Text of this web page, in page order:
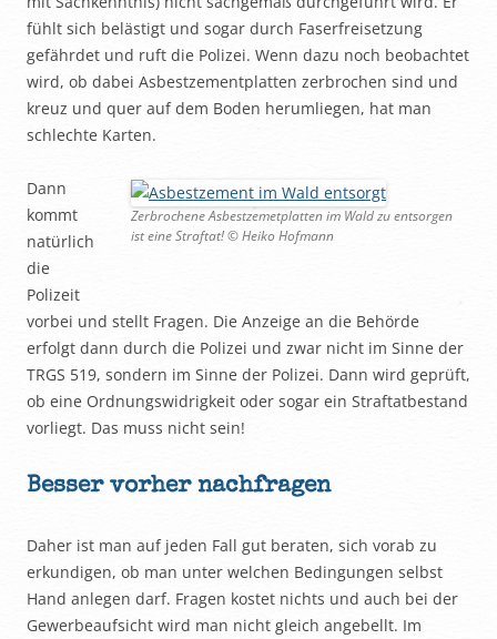
fühlt sich belästigt und sogar durch Faserfreisetzung
gefährdet und ruft die Polizei. Wenn dazu noch beobachtet
wird, ob dabei Asbestzementplatten zerbrochen sind und
kreuz und quer auf dem Boden herumliegen, hat man
schlechte Karten.
Zerbrochene Asbestzemetplatten im Wald zu entsorgen
ist eine Straftat! © Heiko Hofmann
Dann
kommt
natürlich
die
Polizeit
vorbei und stellt Fragen. Die Anzeige an die Behörde
erfolgt dann durch die Polizei und zwar nicht im Sinne der
TRGS 519, sondern im Sinne der Polizei. Dann wird geprüft,
ob eine Ordnungswidrigkeit oder sogar ein Straftatbestand
vorliegt. Das muss nicht sein!
Besser vorher nachfragen
Daher ist man auf jeden Fall gut beraten, sich vorab zu
erkundigen, ob man unter welchen Bedingungen selbst
Hand anlegen darf. Fragen kostet nichts und auch bei der
Gewerbeaufsicht wird man nicht gleich angebellt. Im